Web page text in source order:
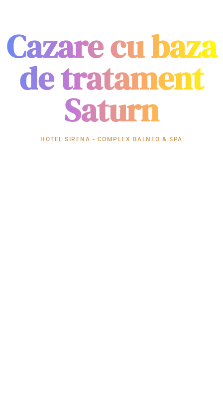
Cazare cu baza
de tratament
Saturn
HOTEL SIRENA - COMPLEX BALNEO & SPA